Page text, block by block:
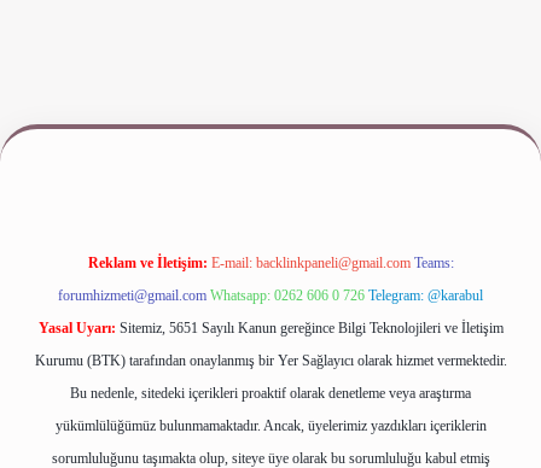
yeni girişwww.betexper.xyz/
Reklam ve İletişim: E-mail: backlinkpaneli@gmail.com Teams:
forumhizmeti@gmail.com Whatsapp: 0262 606 0 726 Telegram: @karabul
Yasal Uyarı: Sitemiz, 5651 Sayılı Kanun gereğince Bilgi Teknolojileri ve İletişim
Kurumu (BTK) tarafından onaylanmış bir Yer Sağlayıcı olarak hizmet vermektedir.
Bu nedenle, sitedeki içerikleri proaktif olarak denetleme veya araştırma
yükümlülüğümüz bulunmamaktadır. Ancak, üyelerimiz yazdıkları içeriklerin
sorumluluğunu taşımakta olup, siteye üye olarak bu sorumluluğu kabul etmiş